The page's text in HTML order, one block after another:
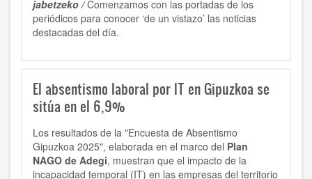
jabetzeko /Comenzamos con las portadas de los
periódicos para conocer ‘de un vistazo’ las noticias
destacadas del día.
El absentismo laboral por IT en Gipuzkoa se
sitúa en el 6,9%
Los resultados de la "Encuesta de Absentismo
Gipuzkoa 2025", elaborada en el marco del Plan
NAGO de Adegi, muestran que el impacto de la
incapacidad temporal (IT) en las empresas del territorio